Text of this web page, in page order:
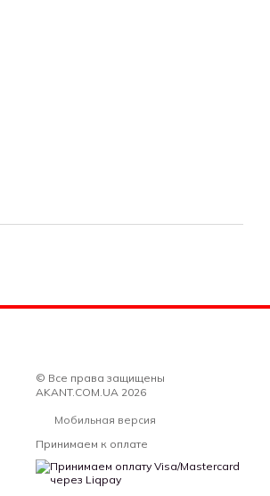
© Все права защищены
AKANT.COM.UA 2026
Мобильная версия
Принимаем к оплате